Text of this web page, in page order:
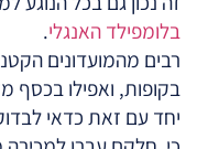
בלומפילד האנגלי.
רבים מהמועדונים
בקופות, ואפילו בכסף
יחד עם זאת כדאי